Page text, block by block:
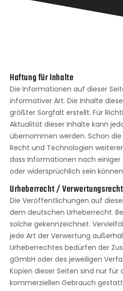
Haftung für Inhalte
Die Informationen auf dieser
informativer Art. Die Inhalte
größter Sorgfalt erstellt. Für
Aktualität dieser Inhalte kann
übernommen werden. Schon
Recht und Technologien
dass Informationen nach
oder widersprüchlich sein
Urheberrecht /
Die Veröffentlichungen auf
dem deutschen Urheberrecht.
solche gekennzeichnet.
jede Art der Verwertung
Urheberrechtes bedürfen der
gGmbH oder des jeweiligen
Kopien dieser Seiten sind nur
kommerziellen Gebrauch